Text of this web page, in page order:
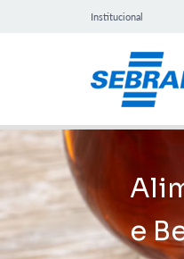
Institucional
e